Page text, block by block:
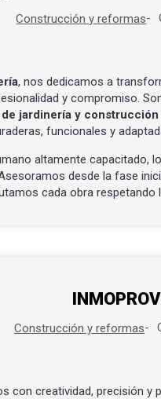
Construcción y reformas
, nos dedicamos a
y compromiso.
jardinería y
funcionales y
altamente capacitado,
desde la fase
cada obra
Construcción y reformas
con creatividad, precisión